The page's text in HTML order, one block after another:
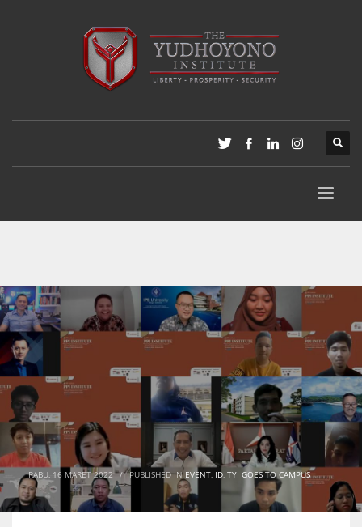
RABU, 16 MARET 2022 / PUBLISHED IN EVENT ID TYI GOES TO CAMPUS